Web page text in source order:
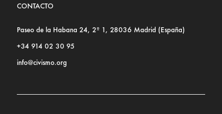
CONTACTO
Paseo de la Habana 24, 2º 1, 28036 Madrid (España)
+34 914 02 30 95
info@civismo.org